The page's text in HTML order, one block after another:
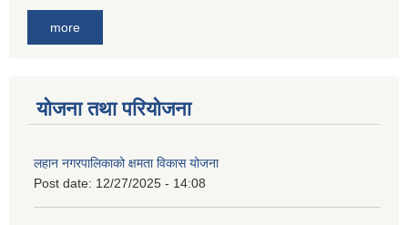
more
योजना तथा परियोजना
लहान नगरपालिकाको क्षमता विकास योजना
Post date: 12/27/2025 - 14:08